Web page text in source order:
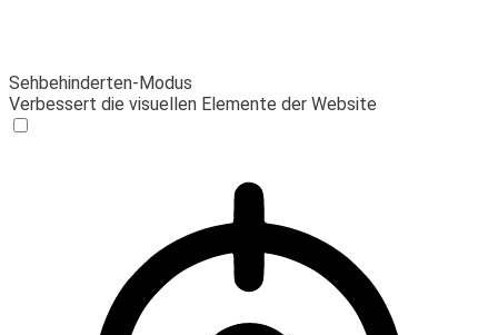
Sehbehinderten-Modus
Verbessert die visuellen Elemente der Website